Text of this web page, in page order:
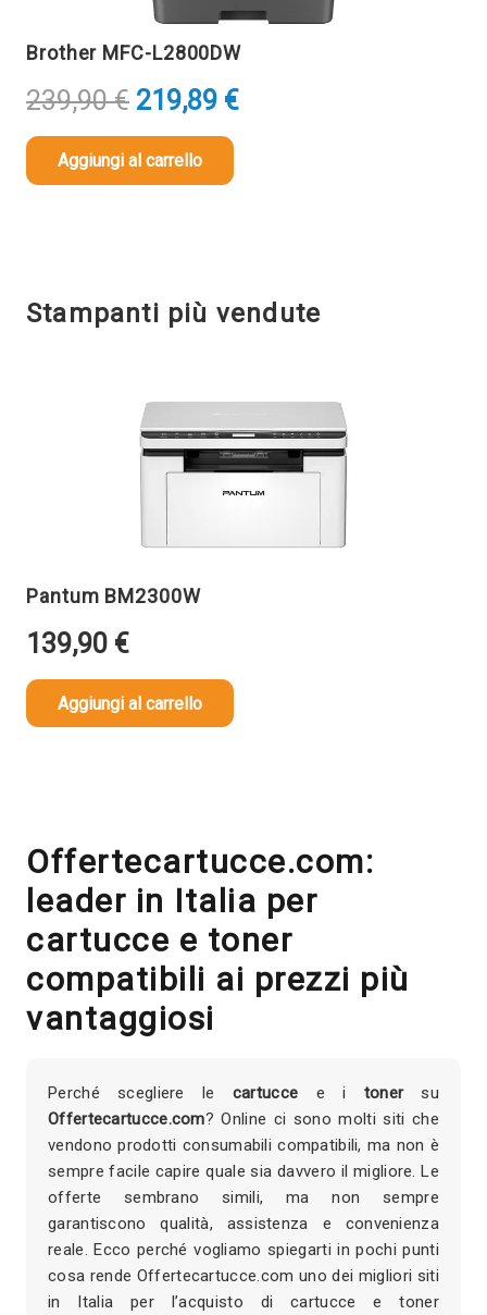
Brother MFC-L2800DW
239,90€ Il
originale
era:
219,89 €Il
Aggiungi al carrello
Stampanti più vendute
Pantum BM2300W
139,90 €
Aggiungi al carrello
Offertecartucce.com:
leader in Italia per
cartucce e toner
compatibili ai prezzi più
vantaggiosi
Perché scegliere le cartucce e i tonersu
Offertecartucce.com? Online ci sono molti siti che
vendono prodotti consumabili compatibili, ma non è
sempre facile capire quale sia davvero il migliore. Le
offerte sembrano simili, ma non sempre
garantiscono qualità, assistenza e convenienza
reale. Ecco perché vogliamo spiegarti in pochi punti
cosa rende Offertecartucce.com uno dei migliori siti
in Italia per l’acquisto di cartucce e toner